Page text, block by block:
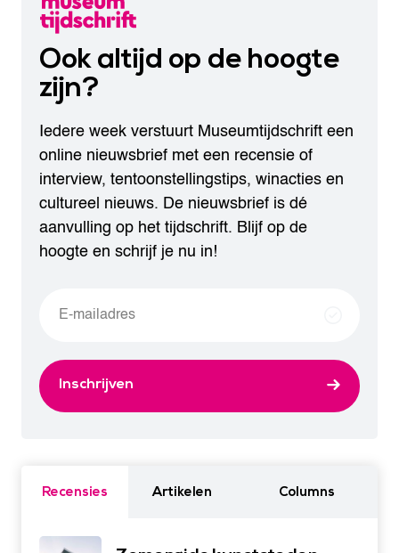
Ook altijd op de hoogte
zijn?
Iedere week verstuurt Museumtijdschrift een
online nieuwsbrief met een recensie of
interview, tentoonstellingstips, winacties en
cultureel nieuws. De nieuwsbrief is dé
aanvulling op het tijdschrift. Blijf op de
hoogte en schrijf je nu in!
Inschrijven
Recensies Artikelen Columns